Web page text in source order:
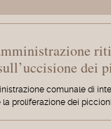
dei
comunale di
proliferazione dei